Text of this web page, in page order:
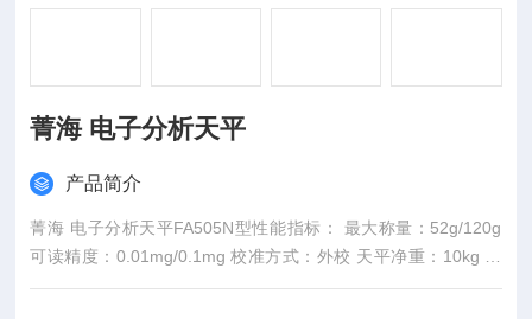
菁海 电子分析天平
产品简介
菁海 电子分析天平FA505N型性能指标： 最大称量：52g/120g
可读精度：0.01mg/0.1mg 校准方式：外校 天平净重：10kg 秤
盘尺寸：Φ90mm。